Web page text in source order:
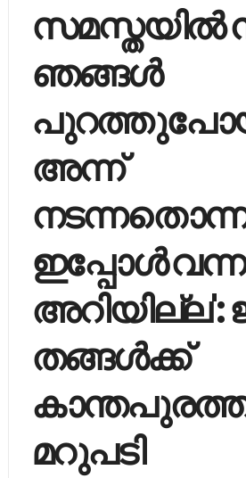
സമസ്തയിൽ
ഞങ്ങള്‍
അന്ന്
ഇപ്പോൾ
അറിയില്ല':
തങ്ങൾക്ക്
മറുപടി